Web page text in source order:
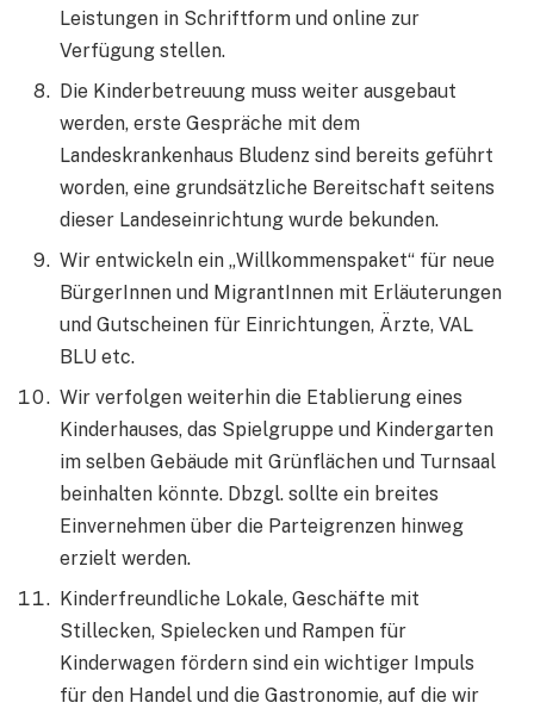
Leistungen in Schriftform und online zur
Verfügung stellen.
Die Kinderbetreuung muss weiter ausgebaut
werden, erste Gespräche mit dem
Landeskrankenhaus Bludenz sind bereits geführt
worden, eine grundsätzliche Bereitschaft seitens
dieser Landeseinrichtung wurde bekunden.
Wir entwickeln ein „Willkommenspaket“ für neue
BürgerInnen und MigrantInnen mit Erläuterungen
und Gutscheinen für Einrichtungen, Ärzte, VAL
BLU etc.
Wir verfolgen weiterhin die Etablierung eines
Kinderhauses, das Spielgruppe und Kindergarten
im selben Gebäude mit Grünflächen und Turnsaal
beinhalten könnte. Dbzgl. sollte ein breites
Einvernehmen über die Parteigrenzen hinweg
erzielt werden.
Kinderfreundliche Lokale, Geschäfte mit
Stillecken, Spielecken und Rampen für
Kinderwagen fördern sind ein wichtiger Impuls
für den Handel und die Gastronomie, auf die wir